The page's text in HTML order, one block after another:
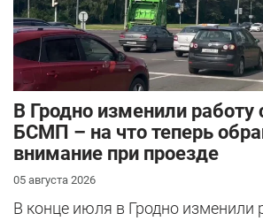
В Гродно изменили работу
БСМП – на что теперь
внимание при проезде
05 августа 2026
В конце июля в Гродно